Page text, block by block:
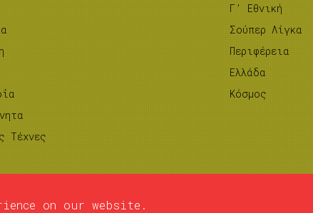
Τέχνες
Γ’ Εθνική
Σούπερ Λίγκα
Περιφέρεια
Ελλάδα
Κόσμος
on our website.